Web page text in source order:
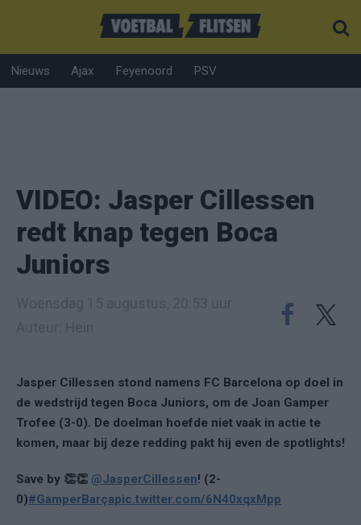
Nieuws Ajax Feyenoord PSV
VIDEO: Jasper Cillessen
redt knap tegen Boca
Juniors
Jasper Cillessen stond namens FC Barcelona op doel in
de wedstrijd tegen Boca Juniors, om de Joan Gamper
Trofee (3-0). De doelman hoefde niet vaak in actie te
komen, maar bij deze redding pakt hij even de spotlights!
Save by 👏👏 @JasperCillessen! (2-
0)#GamperBarçapic.twitter.com/6N40xqxMpp